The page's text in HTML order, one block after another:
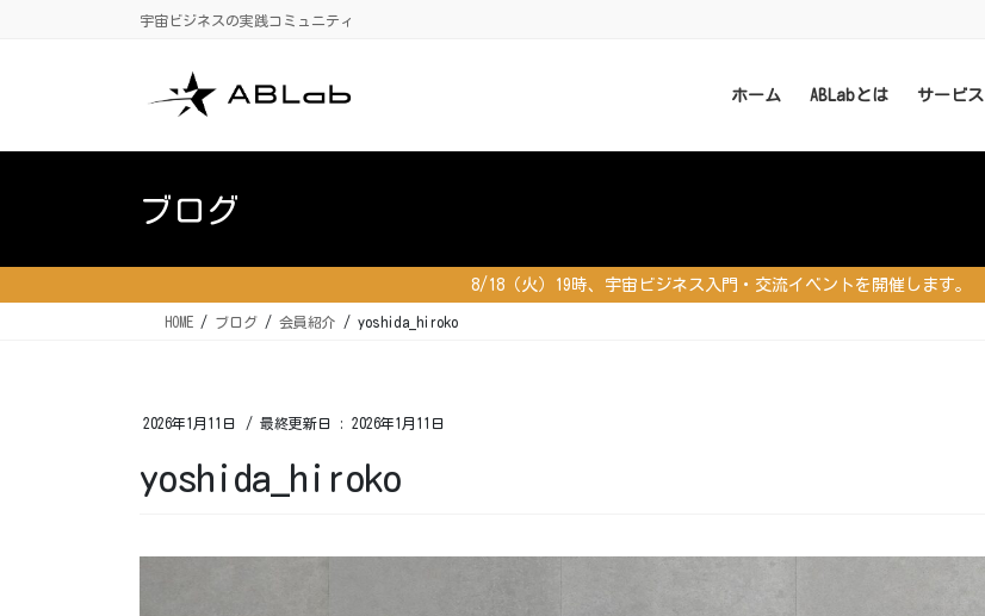
に
ョ
動
宇宙ビジネスの実践コミュニティ
ホーム ABLabとは サービス
ブログ
8/18（火）19時、宇宙ビジネス入門・交流イベントを開催します。
HOME ブログ 会員紹介 yoshida_hiroko
2026年1月11日 / 最終更新日 : 2026年1月11日
yoshida_hiroko